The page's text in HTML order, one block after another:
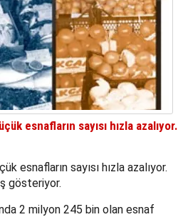
esnafların sayısı hızla azalıyor.
esnafların sayısı hızla azalıyor.
gösteriyor.
2 milyon 245 bin olan esnaf